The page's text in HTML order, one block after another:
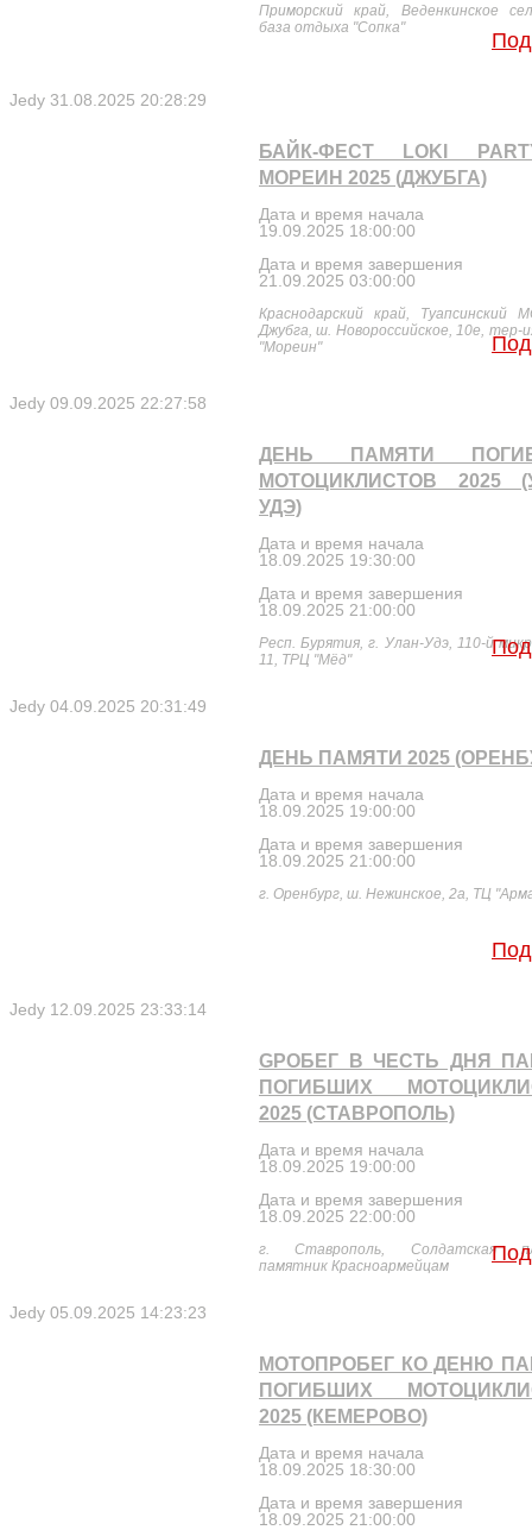
Приморский край, Веденкинское
база отдыха "Сопка"
Jedy 31.08.2025 20:28:29
БАЙК-ФЕСТ LOKI
МОРЕИН 2025 (ДЖУБГА)
Дата и время начала
19.09.2025 18:00:00
Дата и время завершения
21.09.2025 03:00:00
Краснодарский край, Туапсинский
Джубга, ш. Новороссийское, 10е, тер-
"Мореин"
Jedy 09.09.2025 22:27:58
ДЕНЬ ПАМЯТИ
МОТОЦИКЛИСТОВ 2025
УДЭ)
Дата и время начала
18.09.2025 19:30:00
Дата и время завершения
18.09.2025 21:00:00
Респ. Бурятия, г. Улан-Удэ, 110-й
11, ТРЦ "Мёд"
Jedy 04.09.2025 20:31:49
ДЕНЬ ПАМЯТИ 2025
Дата и время начала
18.09.2025 19:00:00
Дата и время завершения
18.09.2025 21:00:00
г. Оренбург, ш. Нежинское, 2а, ТЦ
Jedy 12.09.2025 23:33:14
GРОБЕГ В ЧЕСТЬ ДНЯ
ПОГИБШИХ
2025 (СТАВРОПОЛЬ)
Дата и время начала
18.09.2025 19:00:00
Дата и время завершения
18.09.2025 22:00:00
г. Ставрополь, Солдатская
памятник Красноармейцам
Jedy 05.09.2025 14:23:23
МОТОПРОБЕГ КО ДЕНЮ
ПОГИБШИХ
2025 (КЕМЕРОВО)
Дата и время начала
18.09.2025 18:30:00
Дата и время завершения
18.09.2025 21:00:00